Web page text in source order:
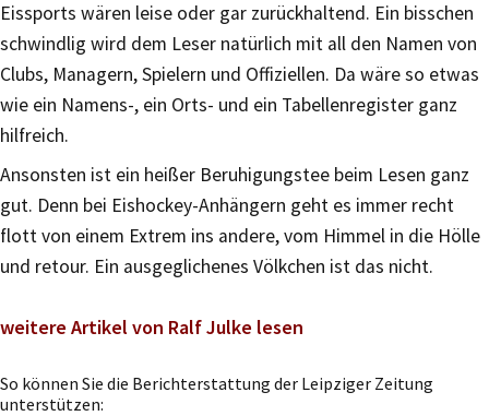
Eissports wären leise oder gar zurückhaltend. Ein bisschen
schwindlig wird dem Leser natürlich mit all den Namen von
Clubs, Managern, Spielern und Offiziellen. Da wäre so etwas
wie ein Namens-, ein Orts- und ein Tabellenregister ganz
hilfreich.
Ansonsten ist ein heißer Beruhigungstee beim Lesen ganz
gut. Denn bei Eishockey-Anhängern geht es immer recht
flott von einem Extrem ins andere, vom Himmel in die Hölle
und retour. Ein ausgeglichenes Völkchen ist das nicht.
weitere Artikel von Ralf Julke lesen
So können Sie die Berichterstattung der Leipziger Zeitung
unterstützen: